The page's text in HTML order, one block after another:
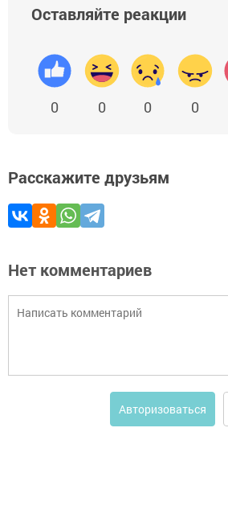
Оставляйте реакции
0 0 0 0
Расскажите друзьям
Нет комментариев
Авторизоваться